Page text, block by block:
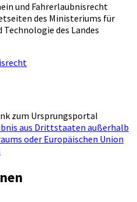
und Fahrerlaubnisrecht
des Ministeriums für
des Landes
zum Ursprungsportal
aus Drittstaaten außerhalb
oder Europäischen Union